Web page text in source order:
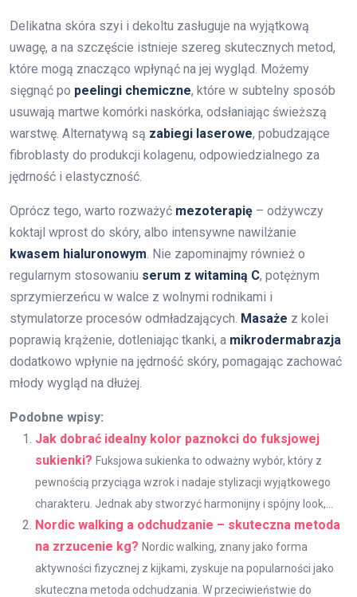
Delikatna skóra szyi i dekoltu zasługuje na wyjątkową
uwagę, a na szczęście istnieje szereg skutecznych metod,
które mogą znacząco wpłynąć na jej wygląd. Możemy
sięgnąć po peelingi chemiczne, które w subtelny sposób
usuwają martwe komórki naskórka, odsłaniając świeższą
warstwę. Alternatywą są zabiegi laserowe, pobudzające
fibroblasty do produkcji kolagenu, odpowiedzialnego za
jędrność i elastyczność.
Oprócz tego, warto rozważyć mezoterapię – odżywczy
koktajl wprost do skóry, albo intensywne nawilżanie
kwasem hialuronowym. Nie zapominajmy również o
regularnym stosowaniu serum z witaminą C, potężnym
sprzymierzeńcu w walce z wolnymi rodnikami i
stymulatorze procesów odmładzających. Masaże z kolei
poprawią krążenie, dotleniając tkanki, a mikrodermabrazja
dodatkowo wpłynie na jędrność skóry, pomagając zachować
młody wygląd na dłużej.
Podobne wpisy:
Jak dobrać idealny kolor paznokci do fuksjowej
sukienki? Fuksjowa sukienka to odważny wybór, który z
pewnością przyciąga wzrok i nadaje stylizacji wyjątkowego
charakteru. Jednak aby stworzyć harmonijny i spójny look,...
Nordic walking a odchudzanie – skuteczna metoda
na zrzucenie kg? Nordic walking, znany jako forma
aktywności fizycznej z kijkami, zyskuje na popularności jako
skuteczna metoda odchudzania. W przeciwieństwie do